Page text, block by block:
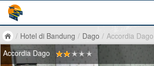
/ Hotel di Bandung / Dago / Accordia Dago
Accordia Dago